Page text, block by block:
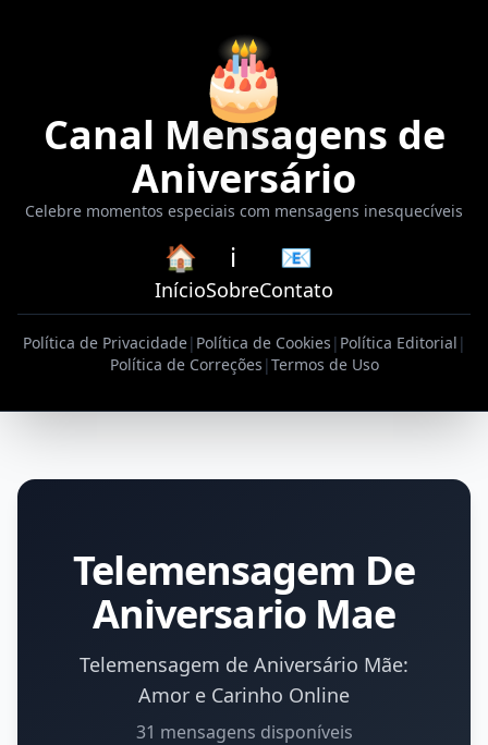
🎂
Canal Mensagens de
Aniversário
Celebre momentos especiais com mensagens inesquecíveis
🏠
Início
ℹ️
Sobre
📧
Contato
Política de Privacidade| Política de Cookies | Política Editorial |
Política de Correções |Termos de Uso
Telemensagem De
Aniversario Mae
Telemensagem de Aniversário Mãe:
Amor e Carinho Online
31 mensagens disponíveis